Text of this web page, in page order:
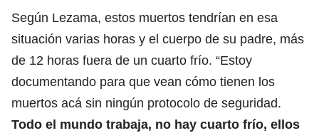
Según Lezama, estos muertos tendrían en esa
situación varias horas y el cuerpo de su padre, más
de 12 horas fuera de un cuarto frío. “Estoy
documentando para que vean cómo tienen los
muertos acá sin ningún protocolo de seguridad.
Todo el mundo trabaja, no hay cuarto frío, ellos